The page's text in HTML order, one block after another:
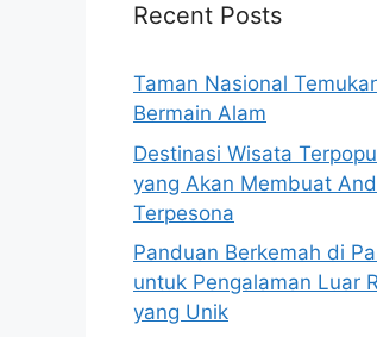
Recent Posts
Taman Nasional
Bermain Alam
Destinasi Wisata
yang Akan Membuat
Terpesona
Panduan Berkemah di
untuk Pengalaman Luar
yang Unik